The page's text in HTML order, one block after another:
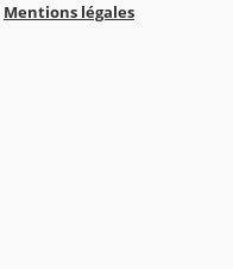
Mentions légales